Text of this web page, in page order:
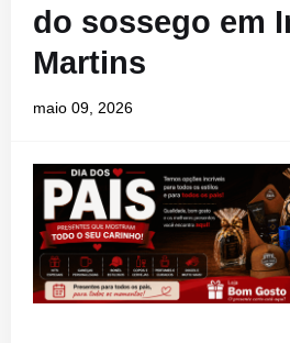
do sossego em
Martins
maio 09, 2026